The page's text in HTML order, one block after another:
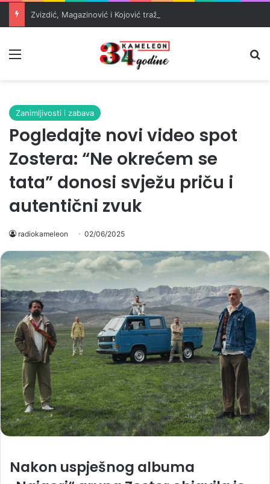
Zanimljivosti i zabava
Pogledajte novi video spot
Zostera: “Ne okrećem se
tata” donosi svježu priču i
autentični zvuk
radiokameleon 02/06/2025
Nakon uspješnog albuma